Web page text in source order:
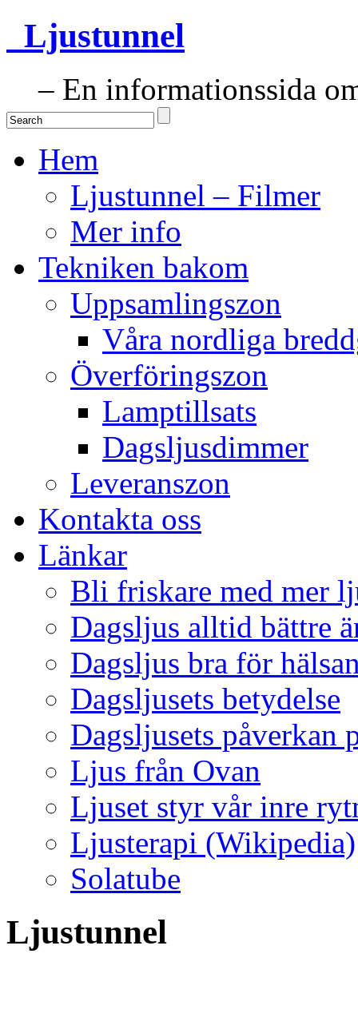
Ljustunnel
– En informationssida
Hem
Ljustunnel – Filmer
Mer info
Tekniken bakom
Uppsamlingszon
Våra nordliga
Överföringszon
Lamptillsats
Dagsljusdimmer
Leveranszon
Kontakta oss
Länkar
Bli friskare med mer
Dagsljus alltid bättre
Dagsljus bra för
Dagsljusets betydelse
Dagsljusets påverkan
Ljus från Ovan
Ljuset styr vår inre
Ljusterapi (Wikipedia)
Solatube
Ljustunnel